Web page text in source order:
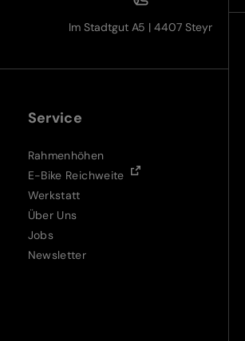
Im Stadtgut A5 | 4407 Steyr
Service
Rahmenhöhen
E-Bike Reichweite
Werkstatt
Über Uns
Jobs
Newsletter